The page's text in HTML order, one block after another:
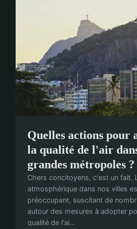
Quelles actions pour
la qualité de l'air
grandes métropoles ?
Chers concitoyens, c'est un fait.
atmosphérique dans nos villes
préoccupant, suscitant de
autour des mesures à adopter
qualité de l'ai...